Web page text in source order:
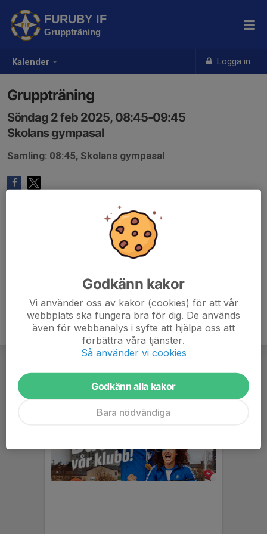
Kalender Logga in
FURUBY IF
Gruppträning
Gruppträning
Söndag 2 feb 2025, 08:45-09:45
Skolans gympasal
Samling: 08:45, Skolans gympasal
Godkänn kakor
Vi använder oss av kakor (cookies) för att vår
webbplats ska fungera bra för dig. De används
även för webbanalys i syfte att hjälpa oss att
förbättra våra tjänster.
Så använder vi cookies
Godkänn alla kakor
Bara nödvändiga